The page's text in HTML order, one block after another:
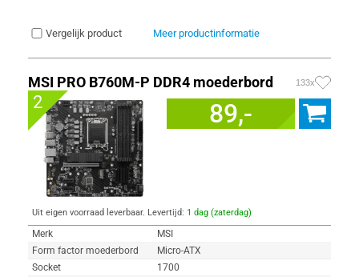
Vergelijk product Meer productinformatie
MSI PRO B760M-P DDR4 moederbord 133x
2 89,-
Uit eigen voorraad leverbaar. Levertijd: 1 dag (zaterdag)
Merk
MSI
Form factor moederbord
Micro-ATX
Socket
1700